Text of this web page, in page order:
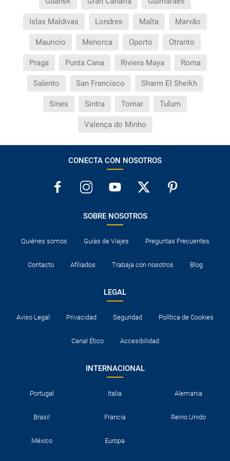
Islas Maldivas Londres Malta Marvão
Mauricio Menorca Oporto Otranto
Praga Punta Cana Riviera Maya Roma
Salento San Francisco Sharm El Sheikh
Sines Sintra Tomar Tulum
Valença do Minho
CONECTA CON NOSOTROS
SOBRE NOSOTROS
Quiénes somos Guías de Viajes Preguntas Frecuentes
Contacto Afiliados Trabaja con nosotros Blog
LEGAL
Aviso Legal Privacidad Seguridad Política de Cookies
Canal Ético Accesibilidad
INTERNACIONAL
Portugal Italia Alemania
Brasil Francia Reino Unido
México Europa